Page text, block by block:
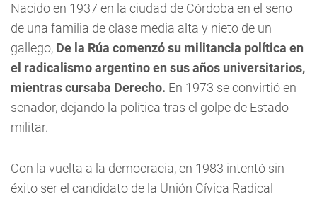
Nacido en 1937 en la ciudad de Córdoba en el seno
de una familia de clase media alta y nieto de un
gallego, De la Rúa comenzó su militancia política en
el radicalismo argentino en sus años universitarios,
mientras cursaba Derecho. En 1973 se convirtió en
senador, dejando la política tras el golpe de Estado
militar.
Con la vuelta a la democracia, en 1983 intentó sin
éxito ser el candidato de la Unión Cívica Radical